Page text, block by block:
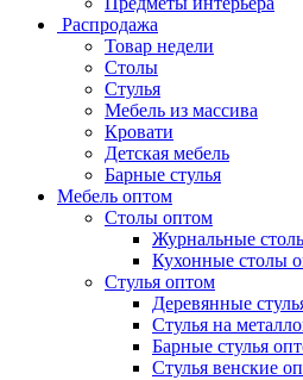
Распродажа
Товар недели
Столы
Стулья
Мебель из массива
Кровати
Детская мебель
Барные стулья
Мебель оптом
Столы оптом
Журнальные
Кухонные столы
Стулья оптом
Деревянные
Стулья на
Барные стулья
Стулья венские